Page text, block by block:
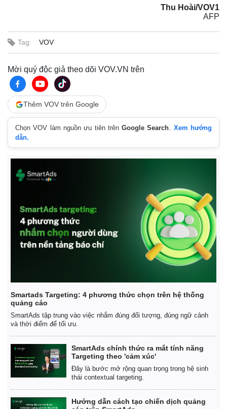
Thế giới
Hồ sơ
Multimedia
E-Magazine
Infographic
Thu Hoài/VOV1
AFP
Tag: VOV
Mời quý độc giả theo dõi VOV.VN trên
Thêm VOV trên Google
Chọn VOV làm nguồn ưu tiên trênGoogle Search. Xem hướng
dẫn.
Smartads Targeting: 4 phương thức chọn trên hệ thống
quảng cáo
SmartAds tập trung vào việc nhắm đúng đối tượng, đúng ngữ cảnh
và thời điểm để tối ưu.
SmartAds chính thức ra mắt tính năng
Targeting theo 'cảm xúc'
Đây là bước mở rộng quan trọng trong hệ sinh
thái contextual targeting.
Hướng dẫn cách tạo chiến dịch quảng